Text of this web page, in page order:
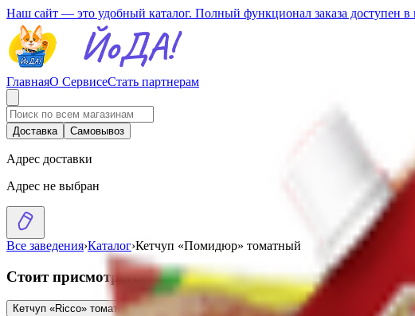
Наш сайт — это удобный каталог. Полный функционал заказа доступен
ГлавнаяО СервисеСтать партнерам
Доставка Самовывоз
Адрес доставки
Адрес не выбран
Все заведения›Каталог›Кетчуп «Помидюр» томатный
Стоит присмотреться
Кетчуп «Ricco» томатный4.29 Кетчуп «Для всей семьи» томатный 1.51BYN